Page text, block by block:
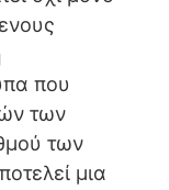
που
των
των
μια